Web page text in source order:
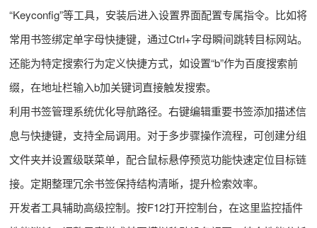
“Keyconfig”等工具，安装后进入设置界面配置专属指令。比如将
常用书签绑定单字母快捷键，通过Ctrl+字母瞬间跳转目标网站。
还能为特定搜索行为定义快捷方式，如设置“b”作为百度搜索前
缀，在地址栏输入b加关键词直接触发搜索。
利用书签管理系统优化导航路径。右键编辑重要书签添加描述信
息与快捷键，支持全局调用。对于多步骤操作流程，可创建分组
文件夹并设置级联菜单，配合鼠标悬停预览功能快速定位目标链
接。定期整理冗余书签保持结构清晰，提升检索效率。
开发者工具辅助高级控制。按F12打开控制台，在这里监控插件